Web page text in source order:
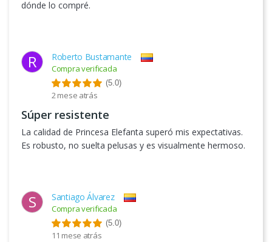
dónde lo compré.
R Roberto Bustamante
Compra verificada
(5.0)
2 mese atrás
Súper resistente
La calidad de Princesa Elefanta superó mis expectativas.
Es robusto, no suelta pelusas y es visualmente hermoso.
S Santiago Álvarez
Compra verificada
(5.0)
11 mese atrás